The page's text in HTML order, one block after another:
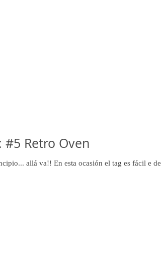
#5 Retro Oven
allá va!! En esta ocasión el tag es fácil e de